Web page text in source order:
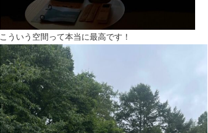
こういう空間って本当に最高です！